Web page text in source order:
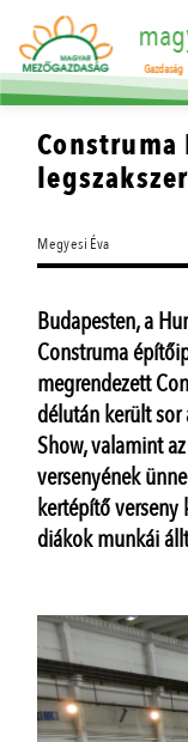
Gazdaság
Megyesi Éva
Budapesten, a
Construma
megrendezett
délután került sor
Show, valamint
versenyének
kertépítő verseny
diákok munkái